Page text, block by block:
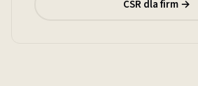
CSR dla firm →